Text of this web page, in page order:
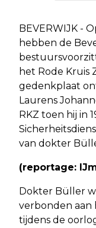
BEVERWIJK -
hebben de
het Rode Kruis
gedenkplaat
Laurens
RKZ toen hij in
van dokter
(reportage:
Dokter Büller
verbonden aan
tijdens de